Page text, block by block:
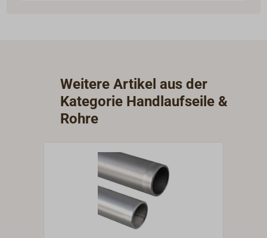
Weitere Artikel aus der
Kategorie Handlaufseile &
Rohre